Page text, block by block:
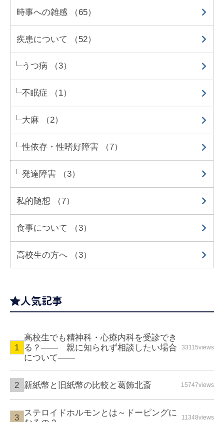
時事への雑感 （65）
疾患について （52）
うつ病 （3）
不眠症 （1）
大麻 （2）
性依存・性嗜好障害 （7）
発達障害 （3）
私的随想 （7）
食事について （3）
高校生の方へ （3）
人気記事
高校生でも精神科・心療内科を受診でき
る？—— 親に知られず相談したい場合
について――
33115views
新紙幣と旧紙幣の比較と葛飾北斎 15747views
ステロイドホルモンとは～ドーピングに
11348views